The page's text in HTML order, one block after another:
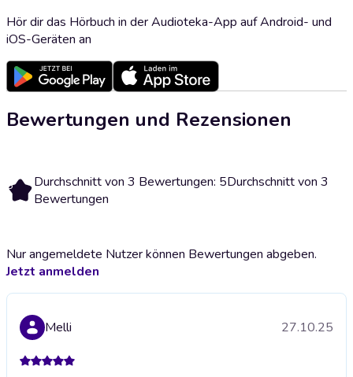
Hör dir das Hörbuch in der Audioteka-App auf Android- und
iOS-Geräten an
Bewertungen und Rezensionen
5 Durchschnitt von 3 Bewertungen: 5Durchschnitt von 3
Bewertungen
Nur angemeldete Nutzer können Bewertungen abgeben.
Jetzt anmelden
Melli 27.10.25